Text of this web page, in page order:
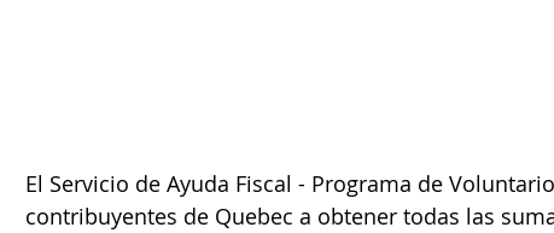
El Servicio de Ayuda Fiscal - Programa de
contribuyentes de Quebec a obtener todas las